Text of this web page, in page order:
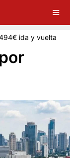
ida y vuelta
×